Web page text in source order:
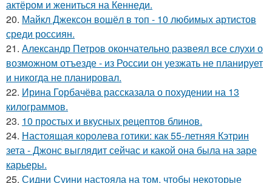
актёром и жениться на Кеннеди.
20. Майкл Джексон вошёл в топ - 10 любимых артистов
среди россиян.
21. Александр Петров окончательно развеял все слухи о
возможном отъезде - из России он уезжать не планирует
и никогда не планировал.
22. Ирина Горбачёва рассказала о похудении на 13
килограммов.
23. 10 простых и вкусных рецептов блинов.
24. Настоящая королева готики: как 55-летняя Кэтрин
зета - Джонс выглядит сейчас и какой она была на заре
карьеры.
25. Сидни Суини настояла на том, чтобы некоторые